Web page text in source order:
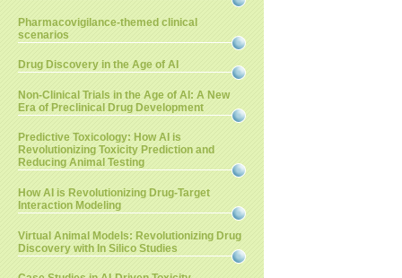
Pharmacovigilance-themed clinical
scenarios
Drug Discovery in the Age of AI
Non-Clinical Trials in the Age of AI: A New
Era of Preclinical Drug Development
Predictive Toxicology: How AI is
Revolutionizing Toxicity Prediction and
Reducing Animal Testing
How AI is Revolutionizing Drug-Target
Interaction Modeling
Virtual Animal Models: Revolutionizing Drug
Discovery with In Silico Studies